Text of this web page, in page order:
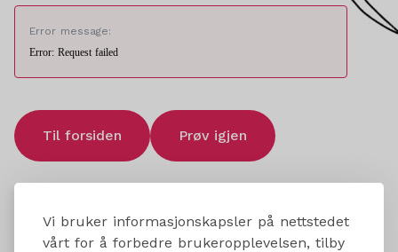
Vi bruker informasjonskapsler på nettstedet
vårt for å forbedre brukeropplevelsen, tilby
Error message:
Error: Request failed
Til forsiden Prøv igjen